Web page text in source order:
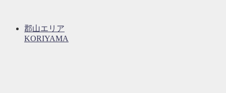
郡山エリア
KORIYAMA